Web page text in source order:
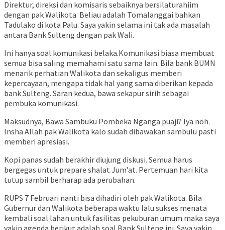
Direktur, direksi dan komisaris sebaiknya bersilaturahiim
dengan pak Walikota. Beliau adalah Tomalanggai bahkan
Tadulako di kota Palu. Saya yakin selama ini tak ada masalah
antara Bank Sulteng dengan pak Wali.
Ini hanya soal komunikasi belaka.Komunikasi biasa membuat
semua bisa saling memahami satu sama lain. Bila bank BUMN
menarik perhatian Walikota dan sekaligus memberi
kepercayaan, mengapa tidak hal yang sama diberikan kepada
bank Sulteng. Saran kedua, bawa sekapur sirih sebagai
pembuka komunikasi.
Maksudnya, Bawa Sambuku Pombeka Nganga puaji? Iya noh.
Insha Allah pak Walikota kalo sudah dibawakan sambulu pasti
memberi apresiasi.
Kopi panas sudah berakhir diujung diskusi. Semua harus
bergegas untuk prepare shalat Jum’at. Pertemuan hari kita
tutup sambil berharap ada perubahan.
RUPS 7 Februari nanti bisa dihadiri oleh pak Walikota. Bila
Gubernur dan Walikota beberapa waktu lalu sukses menata
kembali soal lahan untuk fasilitas pekuburan umum maka saya